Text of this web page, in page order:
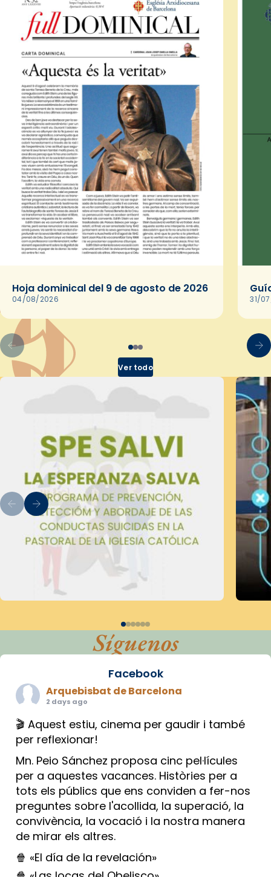
Hoja dominical del 9 de agosto de 2026
04/08/2026 31/
Ver todo
Síguenos
Facebook
Arquebisbat de Barcelona
2 days ago
🎬 Aquest estiu, cinema per gaudir i també
per reflexionar!
Mn. Peio Sánchez proposa cinc pel·lícules
per a aquestes vacances. Històries per a
tots els públics que ens conviden a fer-nos
preguntes sobre l'acollida, la superació, la
convivència, la vocació i la nostra manera
de mirar els altres.
🍿 «El día de la revelación»